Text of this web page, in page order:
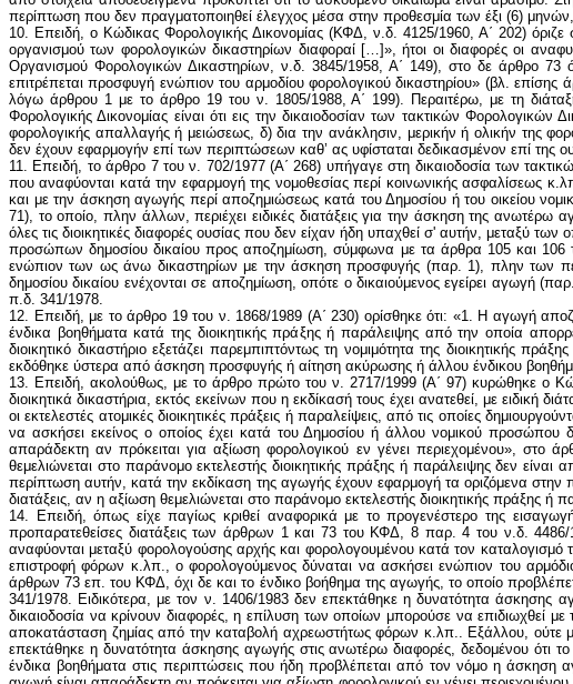
περίπτωση που δεν πραγματοποιηθεί έλεγχος μέσα στην προθεσμία των έξι (6)
10. Επειδή, ο Κώδικας Φορολογικής Δικονομίας (ΚΦΔ, ν.δ. 4125/1960, Α΄ 202)
οργανισμού των φορολογικών δικαστηρίων διαφοραί […]», ήτοι οι διαφορές οι
Οργανισμού Φορολογικών Δικαστηρίων, ν.δ. 3845/1958, Α΄ 149), στο δε άρθρο 73
επιτρέπεται προσφυγή ενώπιον του αρμοδίου φορολογικού δικαστηρίου» (βλ.
λόγω άρθρου 1 με το άρθρο 19 του ν. 1805/1988, Α΄ 199). Περαιτέρω, με τη
Φορολογικής Δικονομίας είναι ότι εις την δικαιοδοσίαν των τακτικών
φορολογικής απαλλαγής ή μειώσεως, δ) δια την ανάκλησιν, μερικήν ή ολικήν της
δεν έχουν εφαρμογήν επί των περιπτώσεων καθ’ ας υφίσταται δεδικασμένον επί της
11. Επειδή, το άρθρο 7 του ν. 702/1977 (Α΄ 268) υπήγαγε στη δικαιοδοσία των
που αναφύονται κατά την εφαρμογή της νομοθεσίας περί κοινωνικής ασφαλίσεως
και με την άσκηση αγωγής περί αποζημιώσεως κατά του Δημοσίου ή του οικείου
71), το οποίο, πλην άλλων, περιέχει ειδικές διατάξεις για την άσκηση της
όλες τις διοικητικές διαφορές ουσίας που δεν είχαν ήδη υπαχθεί σ' αυτήν, μεταξύ
προσώπων δημοσίου δικαίου προς αποζημίωση, σύμφωνα με τα άρθρα 105 και 106
ενώπιον των ως άνω δικαστηρίων με την άσκηση προσφυγής (παρ. 1), πλην των
δημοσίου δικαίου ενέχονται σε αποζημίωση, οπότε ο δικαιούμενος εγείρει αγωγή
π.δ. 341/1978.
12. Επειδή, με το άρθρο 19 του ν. 1868/1989 (Α΄ 230) ορίσθηκε ότι: «1. Η αγωγή
ένδικα βοηθήματα κατά της διοικητικής πράξης ή παράλειψης από την οποία
διοικητικό δικαστήριο εξετάζει παρεμπιπτόντως τη νομιμότητα της
εκδόθηκε ύστερα από άσκηση προσφυγής ή αίτηση ακύρωσης ή άλλου ένδικου
13. Επειδή, ακολούθως, με το άρθρο πρώτο του ν. 2717/1999 (Α΄ 97) κυρώθηκε ο
διοικητικά δικαστήρια, εκτός εκείνων που η εκδίκασή τους έχει ανατεθεί, με ειδική
οι εκτελεστές ατομικές διοικητικές πράξεις ή παραλείψεις, από τις οποίες
να ασκήσει εκείνος ο οποίος έχει κατά του Δημοσίου ή άλλου νομικού
απαράδεκτη αν πρόκειται για αξίωση φορολογικού εν γένει περιεχομένου»,
θεμελιώνεται στο παράνομο εκτελεστής διοικητικής πράξης ή παράλειψης δεν
περίπτωση αυτήν, κατά την εκδίκαση της αγωγής έχουν εφαρμογή τα οριζόμενα
διατάξεις, αν η αξίωση θεμελιώνεται στο παράνομο εκτελεστής διοικητικής πράξης
14. Επειδή, όπως είχε παγίως κριθεί αναφορικά με το προγενέστερο της
προπαρατεθείσες διατάξεις των άρθρων 1 και 73 του ΚΦΔ, 8 παρ. 4 του ν.δ.
αναφύονται μεταξύ φορολογούσης αρχής και φορολογουμένου κατά τον
επιστροφή φόρων κ.λπ., ο φορολογούμενος δύναται να ασκήσει ενώπιον του
άρθρων 73 επ. του ΚΦΔ, όχι δε και το ένδικο βοήθημα της αγωγής, το οποίο
341/1978. Ειδικότερα, με τον ν. 1406/1983 δεν επεκτάθηκε η δυνατότητα άσκησης
δικαιοδοσία να κρίνουν διαφορές, η επίλυση των οποίων μπορούσε να επιδιωχθεί
αποκατάσταση ζημίας από την καταβολή αχρεωστήτως φόρων κ.λπ.. Εξάλλου, ούτε
επεκτάθηκε η δυνατότητα άσκησης αγωγής στις ανωτέρω διαφορές, δεδομένου
ένδικα βοηθήματα στις περιπτώσεις που ήδη προβλέπεται από τον νόμο η άσκηση